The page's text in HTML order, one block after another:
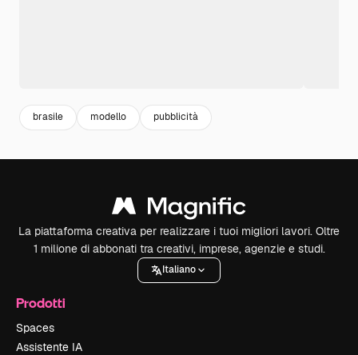
brasile modello pubblicità
La piattaforma creativa per realizzare i tuoi migliori lavori. Oltre
1 milione di abbonati tra creativi, imprese, agenzie e studi.
Italiano
Prodotti
Spaces
Assistente IA